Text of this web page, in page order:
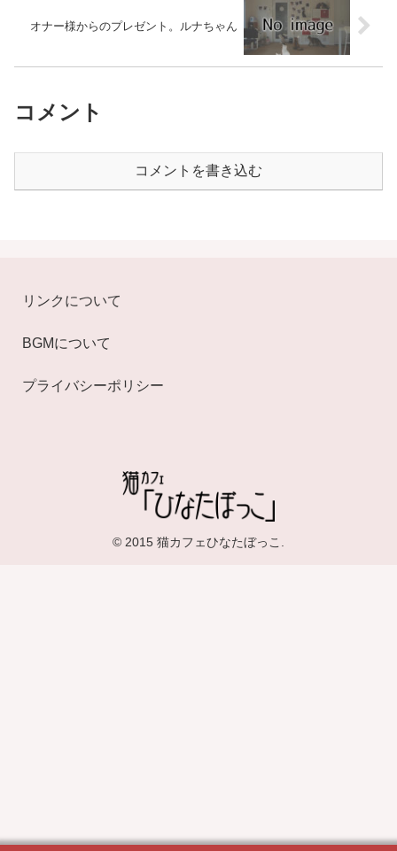
オナー様からのプレゼント。ルナちゃん
コメント
コメントを書き込む
リンクについて
BGMについて
プライバシーポリシー
© 2015 猫カフェひなたぼっこ.